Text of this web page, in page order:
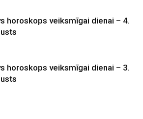
horoskops veiksmīgai dienai – 4.
horoskops veiksmīgai dienai – 3.